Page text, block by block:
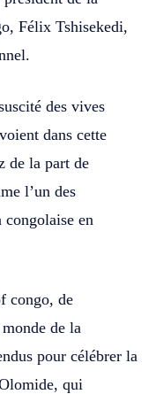
Félix Tshisekedi,
des vives
dans cette
de la part de
l’un des
congolaise en
congo, de
de la
pour célébrer la
qui